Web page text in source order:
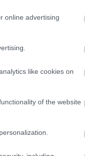
online advertising
like cookies on
of the website
Ομοίως, το
άνοιξης. «Αυτά
νωρίτερα
τόσο
ποτών
2021.